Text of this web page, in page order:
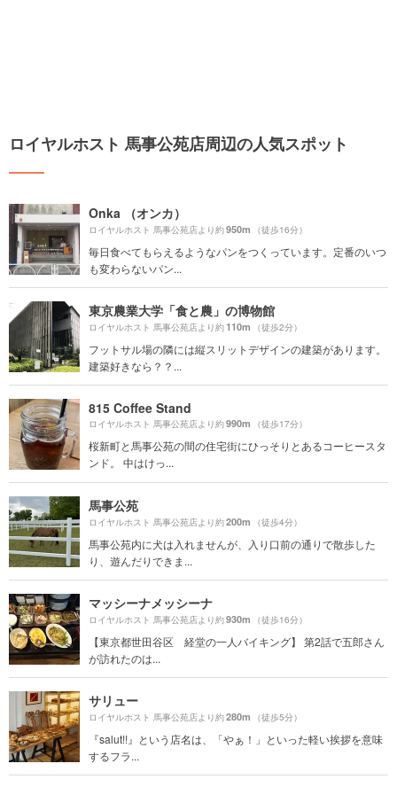
ロイヤルホスト 馬事公苑店周辺の人気スポット
Onka （オンカ）
ロイヤルホスト 馬事公苑店より約950m （徒歩16分）
毎日食べてもらえるようなパンをつくっています。定番のいつ
も変わらないパン...
東京農業大学「食と農」の博物館
ロイヤルホスト 馬事公苑店より約110m （徒歩2分）
フットサル場の隣には縦スリットデザインの建築があります。
建築好きなら？？...
815 Coffee Stand
ロイヤルホスト 馬事公苑店より約990m （徒歩17分）
桜新町と馬事公苑の間の住宅街にひっそりとあるコーヒースタ
ンド。 中はけっ...
馬事公苑
ロイヤルホスト 馬事公苑店より約200m （徒歩4分）
馬事公苑内に犬は入れませんが、入り口前の通りで散歩した
り、遊んだりできま...
マッシーナメッシーナ
ロイヤルホスト 馬事公苑店より約930m （徒歩16分）
【東京都世田谷区 経堂の一人バイキング】 第2話で五郎さん
が訪れたのは...
サリュー
ロイヤルホスト 馬事公苑店より約280m （徒歩5分）
『salut!!』という店名は、「やぁ！」といった軽い挨拶を意味
するフラ...